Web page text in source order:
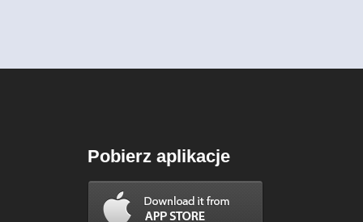
Pobierz aplikacje